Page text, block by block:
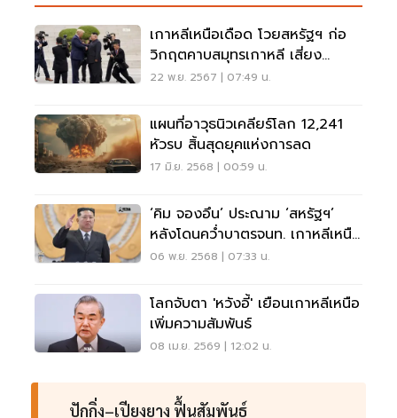
เกาหลีเหนือเดือด โวยสหรัฐฯ ก่อ
วิกฤตคาบสมุทรเกาหลี เสี่ยง
สงครามนิวเคลียร์
22 พ.ย. 2567 | 07:49 น.
แผนที่อาวุธนิวเคลียร์โลก 12,241
หัวรบ สิ้นสุดยุคแห่งการลด
17 มิ.ย. 2568 | 00:59 น.
‘คิม จองอึน’ ประณาม ‘สหรัฐฯ’
หลังโดนคว่ำบาตรจนท. เกาหลีเหนือ
เอี่ยวฟอกเงินอาชญากรรมไซเบอร์
06 พ.ย. 2568 | 07:33 น.
โลกจับตา 'หวังอี้' เยือนเกาหลีเหนือ
เพิ่มความสัมพันธ์
08 เม.ย. 2569 | 12:02 น.
ปักกิ่ง–เปียงยาง ฟื้นสัมพันธ์